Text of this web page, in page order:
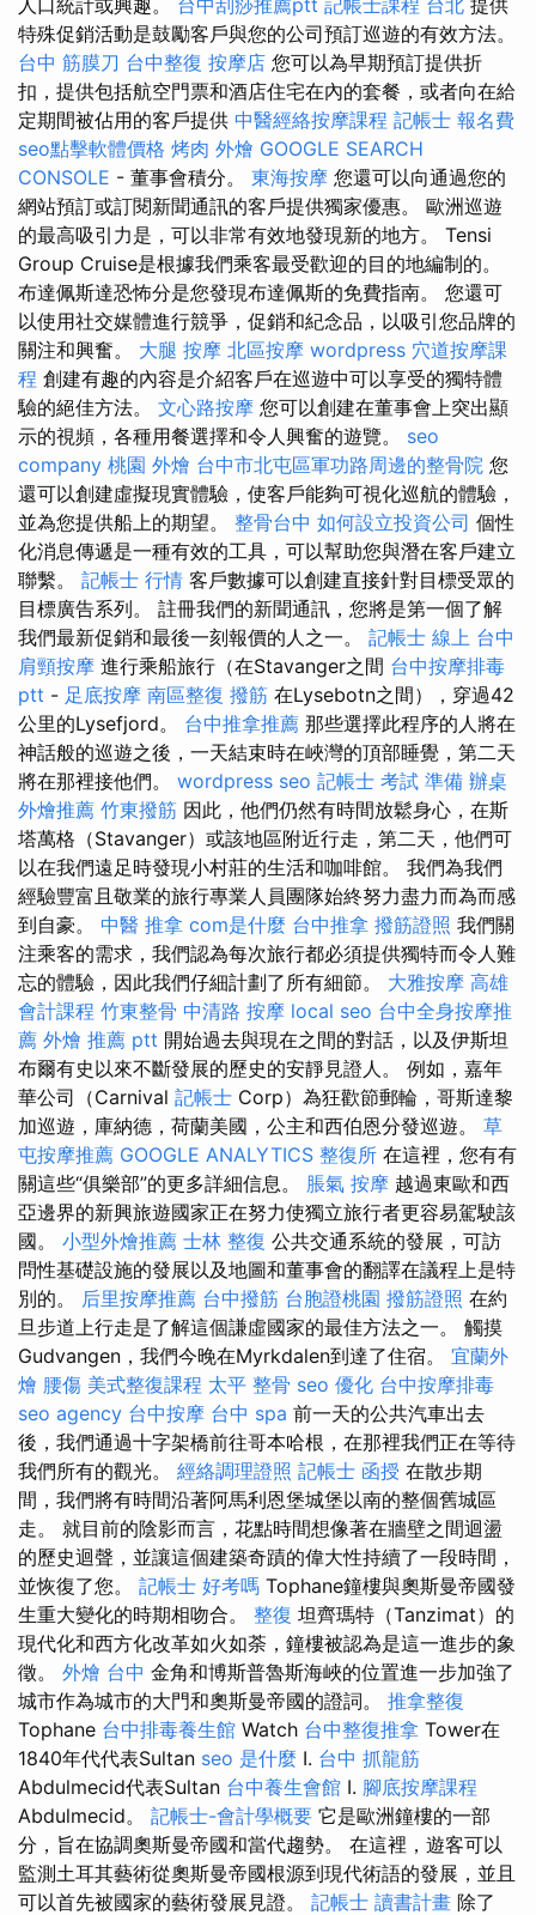
人口統計或興趣。 台中刮痧推薦ptt 記帳士課程 台北 提供
特殊促銷活動是鼓勵客戶與您的公司預訂巡遊的有效方法。
台中 筋膜刀 台中整復 按摩店 您可以為早期預訂提供折
扣，提供包括航空門票和酒店住宅在內的套餐，或者向在給
定期間被佔用的客戶提供 中醫經絡按摩課程 記帳士 報名費
seo點擊軟體價格 烤肉 外燴 GOOGLE SEARCH
CONSOLE - 董事會積分。 東海按摩 您還可以向通過您的
網站預訂或訂閱新聞通訊的客戶提供獨家優惠。 歐洲巡遊
的最高吸引力是，可以非常有效地發現新的地方。 Tensi
Group Cruise是根據我們乘客最受歡迎的目的地編制的。
布達佩斯達恐怖分是您發現布達佩斯的免費指南。 您還可
以使用社交媒體進行競爭，促銷和紀念品，以吸引您品牌的
關注和興奮。 大腿 按摩 北區按摩 wordpress 穴道按摩課
程 創建有趣的內容是介紹客戶在巡遊中可以享受的獨特體
驗的絕佳方法。 文心路按摩 您可以創建在董事會上突出顯
示的視頻，各種用餐選擇和令人興奮的遊覽。 seo
company 桃園 外燴 台中市北屯區軍功路周邊的整骨院 您
還可以創建虛擬現實體驗，使客戶能夠可視化巡航的體驗，
並為您提供船上的期望。 整骨台中 如何設立投資公司 個性
化消息傳遞是一種有效的工具，可以幫助您與潛在客戶建立
聯繫。 記帳士 行情 客戶數據可以創建直接針對目標受眾的
目標廣告系列。 註冊我們的新聞通訊，您將是第一個了解
我們最新促銷和最後一刻報價的人之一。 記帳士 線上 台中
肩頸按摩 進行乘船旅行（在Stavanger之間 台中按摩排毒
ptt - 足底按摩 南區整復 撥筋 在Lysebotn之間），穿過42
公里的Lysefjord。 台中推拿推薦 那些選擇此程序的人將在
神話般的巡遊之後，一天結束時在峽灣的頂部睡覺，第二天
將在那裡接他們。 wordpress seo 記帳士 考試 準備 辦桌
外燴推薦 竹東撥筋 因此，他們仍然有時間放鬆身心，在斯
塔萬格（Stavanger）或該地區附近行走，第二天，他們可
以在我們遠足時發現小村莊的生活和咖啡館。 我們為我們
經驗豐富且敬業的旅行專業人員團隊始終努力盡力而為而感
到自豪。 中醫 推拿 com是什麼 台中推拿 撥筋證照 我們關
注乘客的需求，我們認為每次旅行都必須提供獨特而令人難
忘的體驗，因此我們仔細計劃了所有細節。 大雅按摩 高雄
會計課程 竹東整骨 中清路 按摩 local seo 台中全身按摩推
薦 外燴 推薦 ptt 開始過去與現在之間的對話，以及伊斯坦
布爾有史以來不斷發展的歷史的安靜見證人。 例如，嘉年
華公司（Carnival 記帳士 Corp）為狂歡節郵輪​​，哥斯達黎
加巡遊，庫納德，荷蘭美國，公主和西伯恩分發巡遊。 草
屯按摩推薦 GOOGLE ANALYTICS 整復所 在這裡，您有有
關這些“俱樂部”的更多詳細信息。 脹氣 按摩 越過東歐和西
亞邊界的新興旅遊國家正在努力使獨立旅行者更容易駕駛該
國。 小型外燴推薦 士林 整復 公共交通系統的發展，可訪
問性基礎設施的發展以及地圖和董事會的翻譯在議程上是特
別的。 后里按摩推薦 台中撥筋 台胞證桃園 撥筋證照 在約
旦步道上行走是了解這個謙虛國家的最佳方法之一。 觸摸
Gudvangen，我們今晚在Myrkdalen到達了住宿。 宜蘭外
燴 腰傷 美式整復課程 太平 整骨 seo 優化 台中按摩排毒
seo agency 台中按摩 台中 spa 前一天的公共汽車出去
後，我們通過十字架橋前往哥本哈根，在那裡我們正在等待
我們所有的觀光。 經絡調理證照 記帳士 函授 在散步期
間，我們將有時間沿著阿馬利恩堡城堡以南的整個舊城區
走。 就目前的陰影而言，花點時間想像著在牆壁之間迴盪
的歷史迴聲，並讓這個建築奇蹟的偉大性持續了一段時間，
並恢復了您。 記帳士 好考嗎 Tophane鐘樓與奧斯曼帝國發
生重大變化的時期相吻合。 整復 坦齊瑪特（Tanzimat）的
現代化和西方化改革如火如荼，鐘樓被認為是這一進步的象
徵。 外燴 台中 金角和博斯普魯斯海峽的位置進一步加強了
城市作為城市的大門和奧斯曼帝國的證詞。 推拿整復
Tophane 台中排毒養生館 Watch 台中整復推拿 Tower在
1840年代代表Sultan seo 是什麼 I. 台中 抓龍筋
Abdulmecid代表Sultan 台中養生會館 I. 腳底按摩課程
Abdulmecid。 記帳士-會計學概要 它是歐洲鐘樓的一部
分，旨在協調奧斯曼帝國和當代趨勢。 在這裡，遊客可以
監測土耳其藝術從奧斯曼帝國根源到現代術語的發展，並且
可以首先被國家的藝術發展見證。 記帳士 讀書計畫 除了